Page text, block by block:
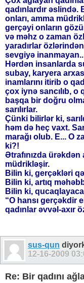
qadınlardır
onları, amma
gerçəyi onların
və məhz o zaman
yaradırlar
sevgiyə inanmayan..
Hərdən insanlarda
subay, karyera
inamlarını itirib o
çox iynə sancılıb, o
başqa bir doğru
sarılırlar.
Çünki bilirlər ki,
həm də heç vaxt.
marağı olub. E... O
ki?!
Ətrafınızda
müdrikləşir.
Bilin ki, gerçəkləri
Bilin ki, artıq
Bilin ki,
“O hansı gerçəkdir
qadınlar əvvəl-axır
sus-qun
12-16-2009
Re: Bir qadını